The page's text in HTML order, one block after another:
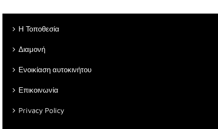
Η Τοποθεσία
Διαμονή
Ενοικίαση αυτοκινήτου
Επικοινωνία
Privacy Policy